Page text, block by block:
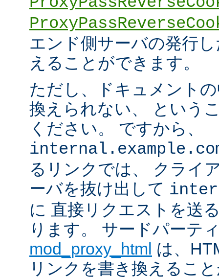
エンド側サーバの発行
えることができます。
ただし、ドキュメント
換えられない、 という
ください。 ですから、
るリンクでは、 クライ
ーバを抜け出して
に 直接リクエストを送
ります。 サードパーテ
mod_proxy_html は、
リンクを書き換えるこ